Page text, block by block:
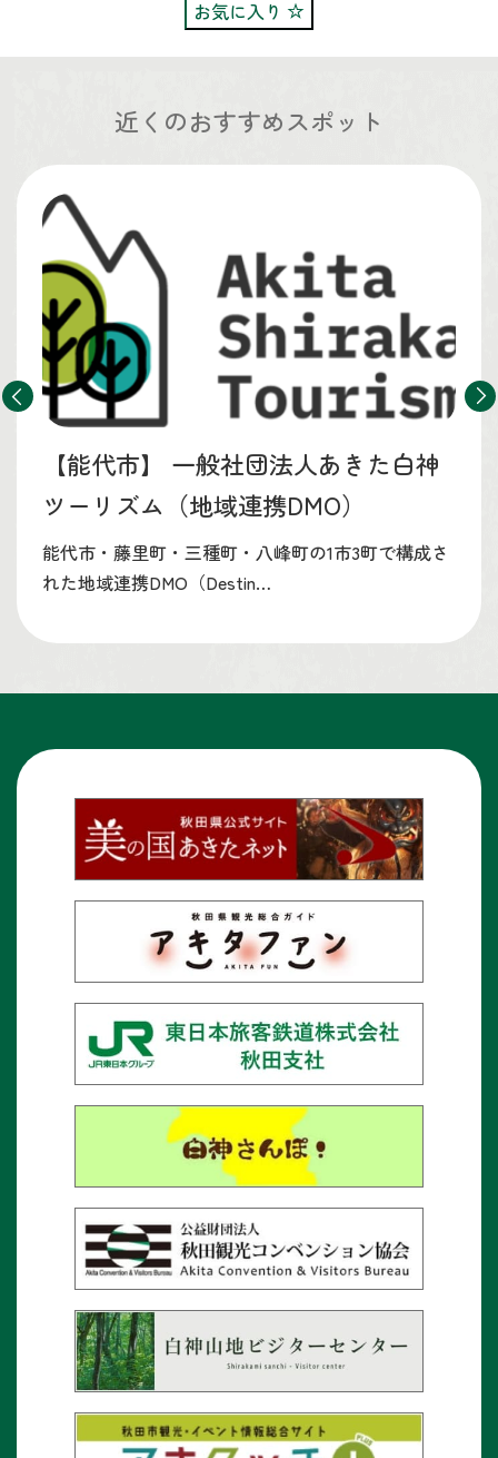
お気に入り
近くのおすすめスポット
【能代市】
一般社団法人あきた白神
ツーリズム（地域連携DMO）
能代市・藤里町・三種町・八峰町の1市3町で構成さ
れた地域連携DMO（Destin…